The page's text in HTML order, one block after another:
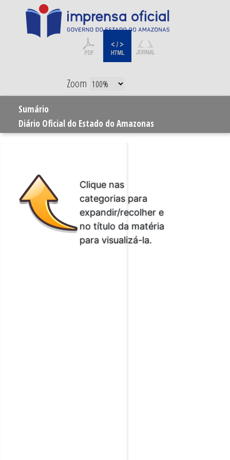
Zoom
Sumário
Diário Oficial do Estado do Amazonas
Clique nas
categorias para
expandir/recolher e
no título da matéria
para visualizá-la.